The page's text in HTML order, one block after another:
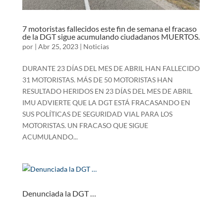
7 motoristas fallecidos este fin de semana el fracaso
de la DGT sigue acumulando ciudadanos MUERTOS.
por | Abr 25, 2023| Noticias
DURANTE 23 DÍAS DEL MES DE ABRIL HAN FALLECIDO
31 MOTORISTAS. MÁS DE 50 MOTORISTAS HAN
RESULTADO HERIDOS EN 23 DÍAS DEL MES DE ABRIL
IMU ADVIERTE QUE LA DGT ESTÁ FRACASANDO EN
SUS POLÍTICAS DE SEGURIDAD VIAL PARA LOS
MOTORISTAS. UN FRACASO QUE SIGUE
ACUMULANDO...
Denunciada la DGT …